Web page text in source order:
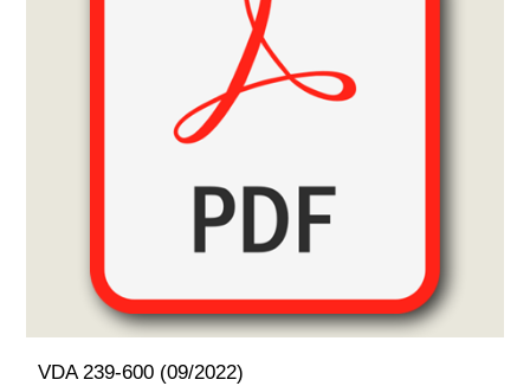
VDA 239-600 (09/2022)